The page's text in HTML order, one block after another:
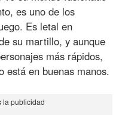
es uno de los
Es letal en
su martillo, y aunque
más rápidos,
está en buenas manos.